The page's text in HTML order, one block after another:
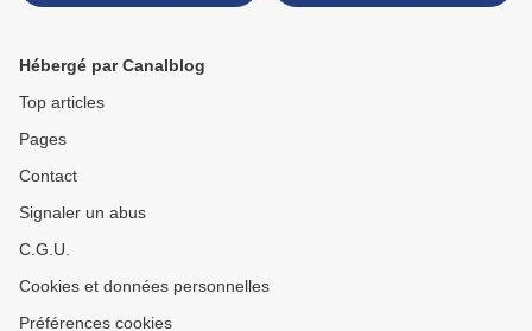
Hébergé par Canalblog
Top articles
Pages
Contact
Signaler un abus
C.G.U.
Cookies et données personnelles
Préférences cookies